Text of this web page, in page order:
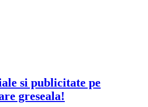
si publicitate pe
greseala!